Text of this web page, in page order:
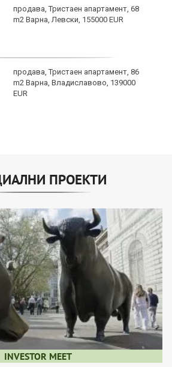
продава, Тристаен апартамент, 68
m2 Варна, Левски, 155000 EUR
продава, Тристаен апартамент, 86
m2 Варна, Владиславово, 139000
EUR
ПРОЕКТИ
INVESTOR MEET